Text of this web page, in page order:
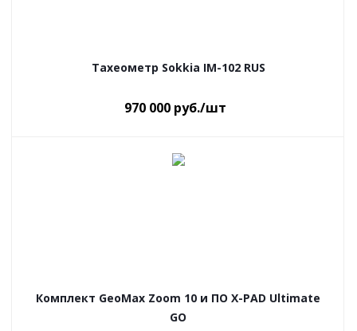
Тахеометр Sokkia IM-102 RUS
970 000 руб./шт
Комплект GeoMax Zoom 10 и ПО X-PAD Ultimate
GO